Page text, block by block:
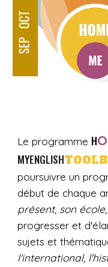
Le programme HO
MYENGLISH
poursuivre un p
début de chaque
présent, son
progresser et
sujets et t
l'international,